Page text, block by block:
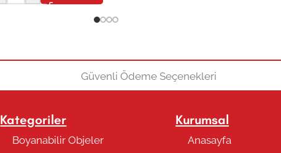
Kategoriler
Boyanabilir Objeler
Kurumsal
Anasayfa